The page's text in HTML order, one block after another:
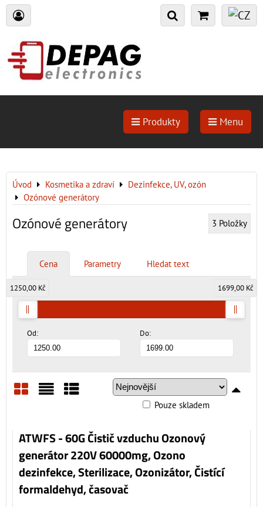
Produkty Menu
Úvod Kosmetika a zdraví
Dezinfekce, UV, ozón
Ozónové generátory
Ozónové generátory 3 Položky
Cena Parametry Hledat text
Od: Do:
1250,00 Kč 1699,00 Kč
Pouze skladem
ATWFS - 60G Čistič vzduchu Ozonový
generátor 220V 60000mg, Ozono
dezinfekce, Sterilizace, Ozonizátor, Čistící
formaldehyd, časovač